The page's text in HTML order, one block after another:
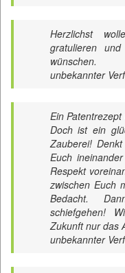
Herzlichst
gratulieren
wünschen.
unbekannter
Ein
Doch ist ein
Zauberei!
Euch
Respekt
zwischen Euch
Bedacht.
schiefgehen!
Zukunft nur das
unbekannter